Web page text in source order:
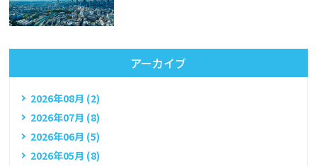
アーカイブ
2026年08月 (2)
2026年07月 (8)
2026年06月 (5)
2026年05月 (8)